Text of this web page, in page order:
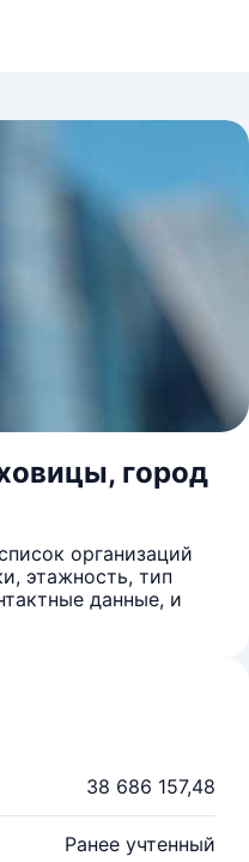
город
организаций
этажность, тип
данные, и
38 686 157,48
Ранее учтенный